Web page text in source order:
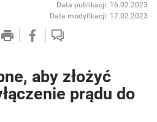
Data publikacji: 16.02.2023
Data modyfikacji: 17.02.2023
aby złożyć
prądu do